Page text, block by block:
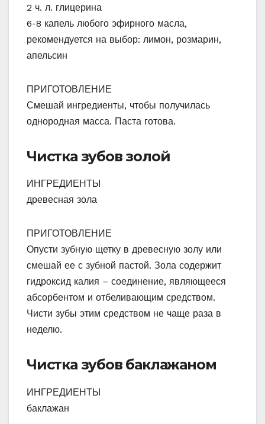
2 ч. л. глицерина
6-8 капель любого эфирного масла,
рекомендуется на выбор: лимон, розмарин,
апельсин
ПРИГОТОВЛЕНИЕ
Смешай ингредиенты, чтобы получилась
однородная масса. Паста готова.
Чистка зубов золой
ИНГРЕДИЕНТЫ
древесная зола
ПРИГОТОВЛЕНИЕ
Опусти зубную щетку в древесную золу или
смешай ее с зубной пастой. Зола содержит
гидроксид калия – соединение, являющееся
абсорбентом и отбеливающим средством.
Чисти зубы этим средством не чаще раза в
неделю.
Чистка зубов баклажаном
ИНГРЕДИЕНТЫ
баклажан